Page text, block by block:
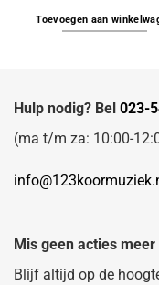
Toevoegen aan
Hulp nodig? Bel 023-
(ma t/m za: 10:00-
Mis geen acties meer
Blijf altijd op de